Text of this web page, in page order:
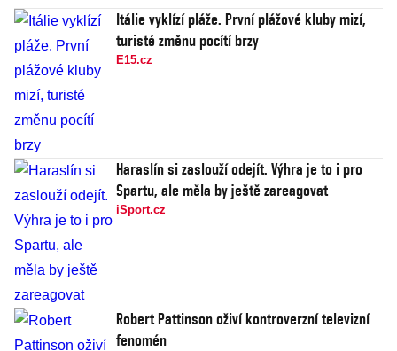
Itálie vyklízí pláže. První plážové kluby mizí,
turisté změnu pocítí brzy
E15.cz
Haraslín si zaslouží odejít. Výhra je to i pro
Spartu, ale měla by ještě zareagovat
iSport.cz
Robert Pattinson oživí kontroverzní televizní
fenomén